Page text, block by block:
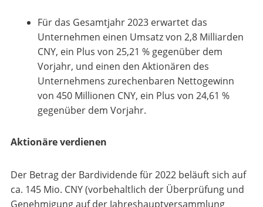
Für das Gesamtjahr 2023 erwartet das
Unternehmen einen Umsatz von 2,8 Milliarden
CNY, ein Plus von 25,21 % gegenüber dem
Vorjahr, und einen den Aktionären des
Unternehmens zurechenbaren Nettogewinn
von 450 Millionen CNY, ein Plus von 24,61 %
gegenüber dem Vorjahr.
Aktionäre verdienen
Der Betrag der Bardividende für 2022 beläuft sich auf
ca. 145 Mio. CNY (vorbehaltlich der Überprüfung und
Genehmigung auf der Jahreshauptversammlung